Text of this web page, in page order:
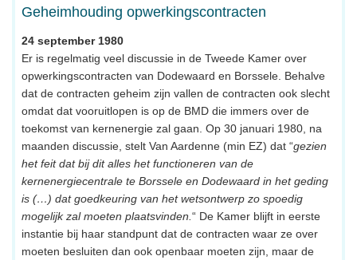
Geheimhouding opwerkingscontracten
24 september 1980
Er is regelmatig veel discussie in de Tweede Kamer over
opwerkingscontracten van Dodewaard en Borssele. Behalve
dat de contracten geheim zijn vallen de contracten ook slecht
omdat dat vooruitlopen is op de BMD die immers over de
toekomst van kernenergie zal gaan. Op 30 januari 1980, na
maanden discussie, stelt Van Aardenne (min EZ) dat “gezien
het feit dat bij dit alles het functioneren van de
kernenergiecentrale te Borssele en Dodewaard in het geding
is (…) dat goedkeuring van het wetsontwerp zo spoedig
mogelijk zal moeten plaatsvinden. “ De Kamer blijft in eerste
instantie bij haar standpunt dat de contracten waar ze over
moeten besluiten dan ook openbaar moeten zijn, maar de